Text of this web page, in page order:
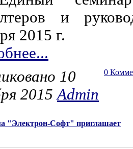
и
2015 г.
0
10
2015Admin
"Электрон-Софт" приглашает